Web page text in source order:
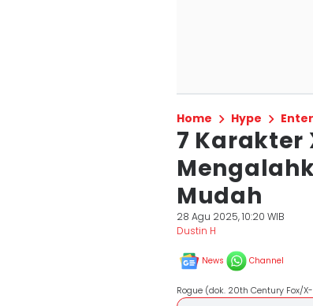
Home Hype
7 Karakter
Mudah
28 Agu 2025, 10:20 WIB
Dustin H
News Channel
Rogue (dok. 20th Century Fox/